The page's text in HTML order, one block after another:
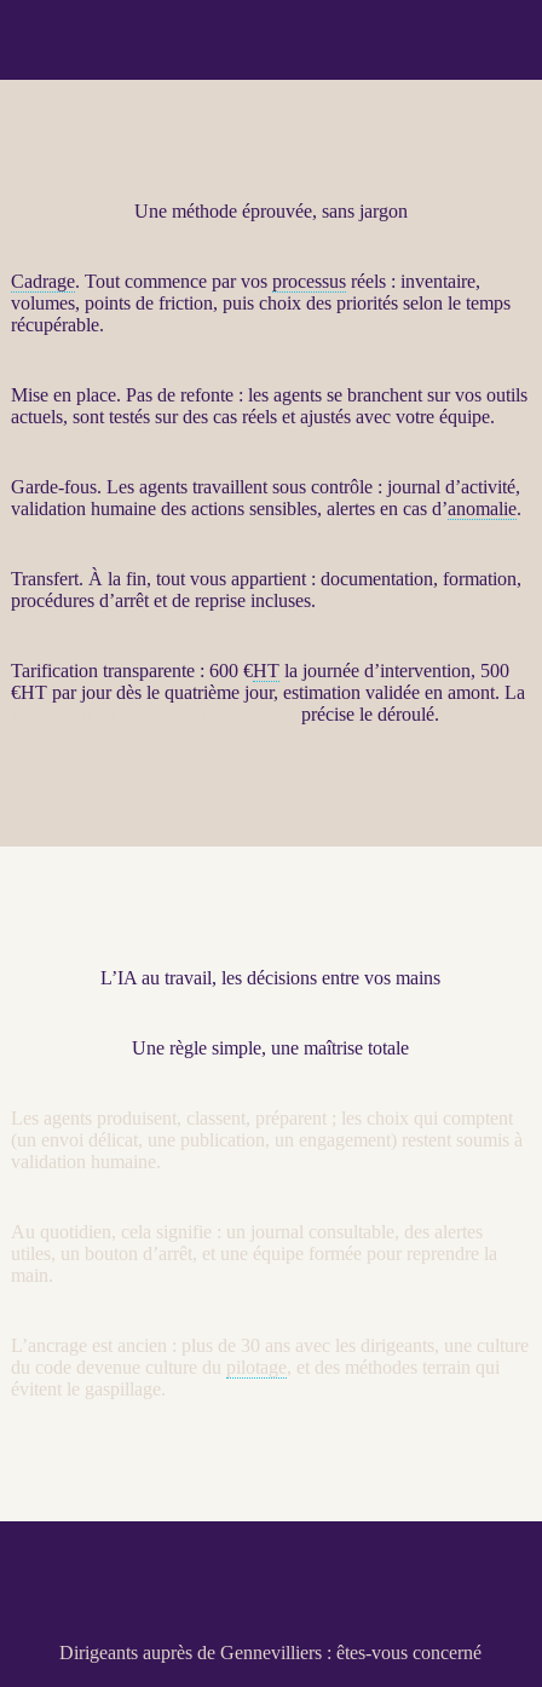
Une méthode éprouvée, sans jargon
Cadrage. Tout commence par vos processusréels : inventaire,
volumes, points de friction, puis choix des priorités selon le temps
récupérable.
Mise en place. Pas de refonte : les agentsse branchent sur vos outils
actuels, sont testés sur des cas réels et ajustés avec votre équipe.
Garde-fous. Les agentstravaillent sous contrôle : journal d’activité,
validation humaine des actions sensibles, alertesen cas d’anomalie.
Transfert. À la fin, tout vous appartient : documentation, formation,
procédures d’arrêt et de reprise incluses.
Tarification transparente : 600 €HTla journée d’intervention, 500
€HTpar jour dès le quatrième jour, estimation validée en amont. La
précise le déroulé.
L’IA au travail, les décisions entre vos mains
Une règle simple, une maîtrise totale
Les agents produisent, classent, préparent ; les choix qui comptent
(un envoi délicat, une publication, un engagement) restent soumis à
validation humaine.
Au quotidien, cela signifie : un journal consultable, des alertes
utiles, un bouton d’arrêt, et une équipe formée pour reprendre la
main.
L’ancrage est ancien : plus de 30 ans avec les dirigeants, une culture
du code devenue culture du pilotage, et des méthodes terrain qui
évitent le gaspillage.
Dirigeants auprès de Gennevilliers : êtes-vous concerné